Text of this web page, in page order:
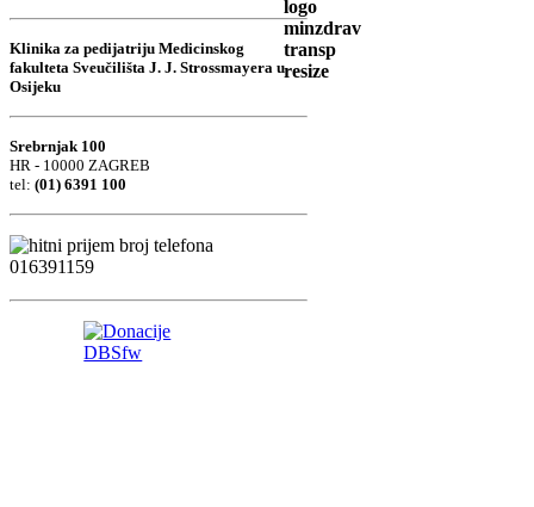
Klinika za pedijatriju Medicinskog
fakulteta Sveučilišta J. J. Strossmayera u
Osijeku
Srebrnjak 100
HR - 10000 ZAGREB
tel: (01) 6391 100